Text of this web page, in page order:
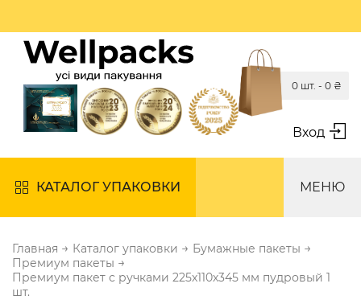
Вход
0 шт. - 0 ₴
КАТАЛОГ УПАКОВКИ МЕНЮ
Главная → Каталог упаковки → Бумажные пакеты →
Премиум пакеты →
Премиум пакет с ручками 225х110х345 мм пудровый 1
шт.